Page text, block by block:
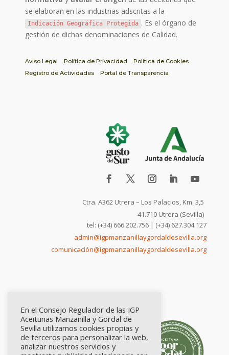
se elaboran en las industrias adscritas a la
Indicación Geográfica Protegida . Es el órgano de
gestión de dichas denominaciones de Calidad.
Aviso Legal Política de Privacidad
Política de Cookies
Registro de Actividades
Portal de Transparencia
Ctra. A362 Utrera – Los Palacios, Km. 3,5
41.710 Utrera (Sevilla)
tel: (+34) 666.202.756 | (+34) 627.304.127
admin@igpmanzanillaygordaldesevilla.org
comunicación@igpmanzanillaygordaldesevilla.org
En el Consejo Regulador de las IGP
Aceitunas Manzanilla y Gordal de
Sevilla utilizamos cookies propias y
de terceros para personalizar la web,
analizar nuestros servicios y